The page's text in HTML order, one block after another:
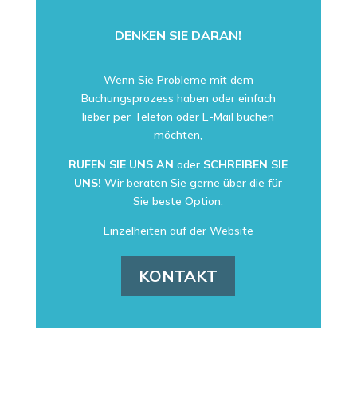
DENKEN SIE DARAN!
Wenn Sie Probleme mit dem
Buchungsprozess haben oder einfach
lieber per Telefon oder E-Mail buchen
möchten,
RUFEN SIE UNS AN oder SCHREIBEN SIE
UNS! Wir beraten Sie gerne über die für
Sie beste Option.
Einzelheiten auf der Website
KONTAKT